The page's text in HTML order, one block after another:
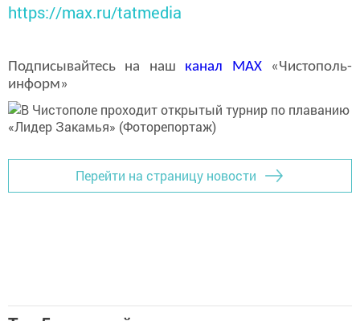
https://max.ru/tatmedia
Подписывайтесь на наш канал MAX«Чистополь-
информ»
Перейти на страницу новости